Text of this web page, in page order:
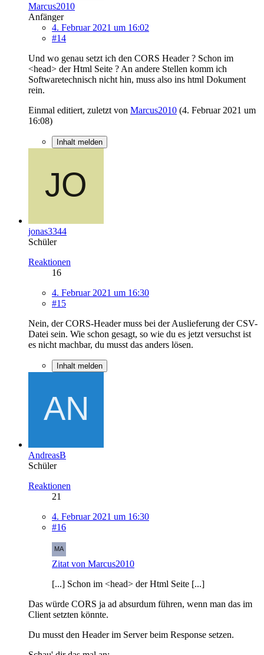
Marcus2010
Anfänger
4. Februar 2021 um 16:02
#14
Und wo genau setzt ich den CORS Header ? Schon im
<head> der Html Seite ? An andere Stellen komm ich
Softwaretechnisch nicht hin, muss also ins html Dokument
rein.
Einmal editiert, zuletzt von Marcus2010 (4. Februar 2021 um
16:08)
Inhalt melden
jonas3344
Schüler
Reaktionen
16
4. Februar 2021 um 16:30
#15
Nein, der CORS-Header muss bei der Auslieferung der CSV-
Datei sein. Wie schon gesagt, so wie du es jetzt versuchst ist
es nicht machbar, du musst das anders lösen.
Inhalt melden
AndreasB
Schüler
Reaktionen
21
4. Februar 2021 um 16:30
#16
Zitat von Marcus2010
[...] Schon im <head> der Html Seite [...]
Das würde CORS ja ad absurdum führen, wenn man das im
Client setzten könnte.
Du musst den Header im Server beim Response setzen.